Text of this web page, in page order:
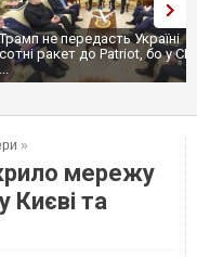
не передасть Україні
сотні ракет до Patriot, бо у
...
»
мережу
Києві та